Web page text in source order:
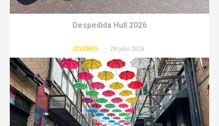
Despedida Hull 2026
JÓVENES 28 julio 2026